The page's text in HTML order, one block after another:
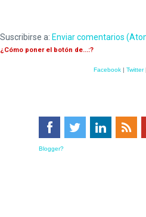
Suscribirse a: Enviar comentarios
¿Cómo poner el botón de...:?
Facebook | Twitter
Blogger?